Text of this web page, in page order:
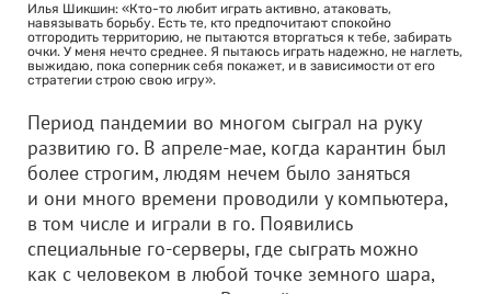
Илья Шикшин: «Кто-то любит играть активно, атаковать,
навязывать борьбу. Есть те, кто предпочитают спокойно
отгородить территорию, не пытаются вторгаться к тебе, забирать
очки. У меня нечто среднее. Я пытаюсь играть надежно, не наглеть,
выжидаю, пока соперник себя покажет, и в зависимости от его
стратегии строю свою игру».
Период пандемии во многом сыграл на руку
развитию го. В апреле-мае, когда карантин был
более строгим, людям нечем было заняться
и они много времени проводили у компьютера,
в том числе и играли в го. Появились
специальные го-серверы, где сыграть можно
как с человеком в любой точке земного шара,